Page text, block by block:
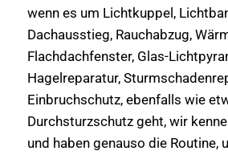
wenn es um Lichtkuppel,
Dachausstieg, Rauchabzug,
Flachdachfenster, Glas-
Hagelreparatur,
Einbruchschutz, ebenfalls wie
Durchsturzschutz geht, wir
und haben genauso die Routine,